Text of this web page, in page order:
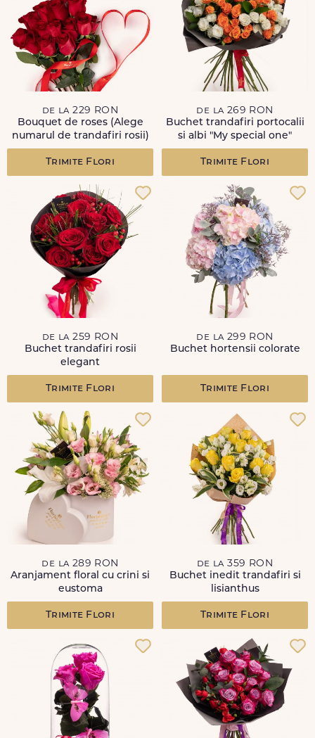
de la 229 RON
Bouquet de roses (Alege
numarul de trandafiri rosii)
Trimite Flori
de la 269 RON
Buchet trandafiri portocalii
si albi "My special one"
Trimite Flori
de la 259 RON
Buchet trandafiri rosii
elegant
Trimite Flori
de la 299 RON
Buchet hortensii colorate
Trimite Flori
de la 289 RON
Aranjament floral cu crini si
eustoma
Trimite Flori
de la 359 RON
Buchet inedit trandafiri si
lisianthus
Trimite Flori